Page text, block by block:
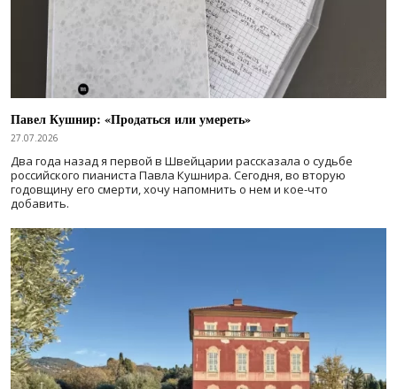
Павел Кушнир: «Продаться или умереть»
27.07.2026
Два года назад я первой в Швейцарии рассказала о судьбе
российского пианиста Павла Кушнира. Сегодня, во вторую
годовщину его смерти, хочу напомнить о нем и кое-что
добавить.